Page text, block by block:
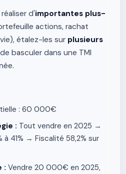
d'importantes plus-
actions, rachat
étalez-les sur plusieurs
basculer dans une TMI
: 60 000€
: Tout vendre en 2025 →
à 41% → Fiscalité 58,2% sur
: Vendre 20 000€ en 2025,